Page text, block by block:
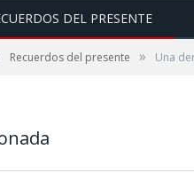
DEL PRESENTE
Recuerdos del presente » Una